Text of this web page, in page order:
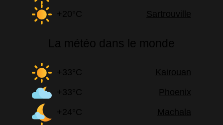
+20°C
Sartrouville
La météo dans le monde
+33°C
Kairouan
+33°C
Phoenix
+24°C
Machala